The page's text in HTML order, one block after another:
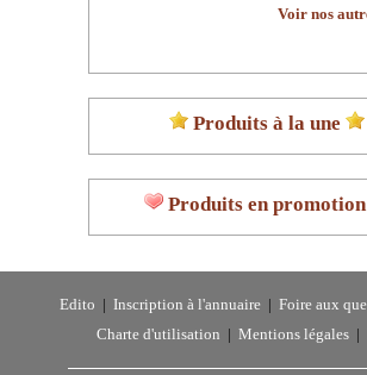
Voir nos
Produits à la une
Produits en promotion
Edito Inscription à l'annuaire Foire aux
Charte d'utilisation
Mentions légales